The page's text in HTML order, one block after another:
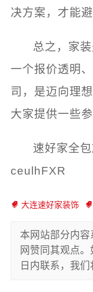
决方案，才能
总之，家
一个报价透明
司，是迈向理
大家提供一些参
速好家全
ceulhFXR
大连速好家装饰
本网站部分内
网赞同其观点
日内联系，我们